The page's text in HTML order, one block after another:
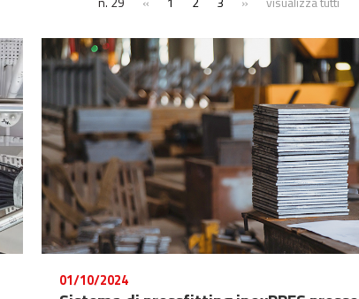
01/10/2024